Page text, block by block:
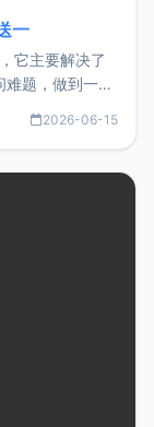
一
它主要解决了
题，做到一处
2026-06-15